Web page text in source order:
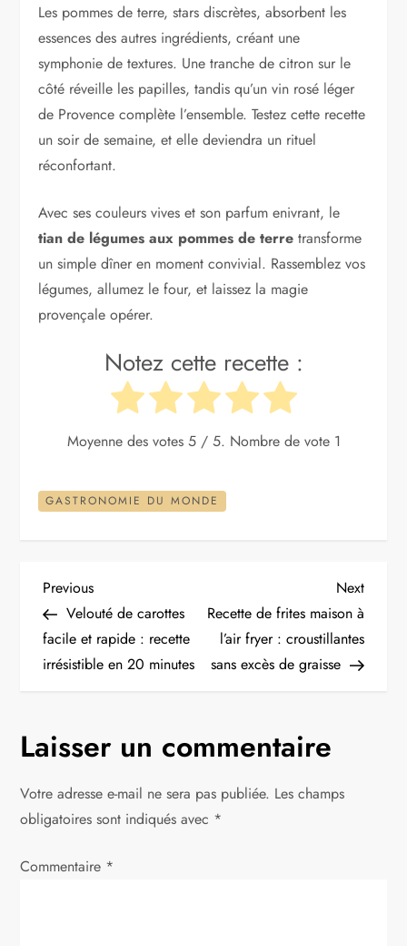
Les pommes de terre, stars discrètes, absorbent les
essences des autres ingrédients, créant une
symphonie de textures. Une tranche de citron sur le
côté réveille les papilles, tandis qu’un vin rosé léger
de Provence complète l’ensemble. Testez cette recette
un soir de semaine, et elle deviendra un rituel
réconfortant.
Avec ses couleurs vives et son parfum enivrant, le
tian de légumes aux pommes de terre transforme
un simple dîner en moment convivial. Rassemblez vos
légumes, allumez le four, et laissez la magie
provençale opérer.
Notez cette recette :
Moyenne des votes 5/ 5. Nombre de vote 1
GASTRONOMIE DU MONDE
N
a
v
g
a
t
Previous
Post
Previous
Velouté de carottes
facile et rapide : recette
irrésistible en 20 minutes
Next
Post
Next
Recette de frites maison à
l’air fryer : croustillantes
sans excès de graisse
Laisser un commentaire
Votre adresse e-mail ne sera pas publiée. Les champs
obligatoires sont indiqués avec *
Commentaire *